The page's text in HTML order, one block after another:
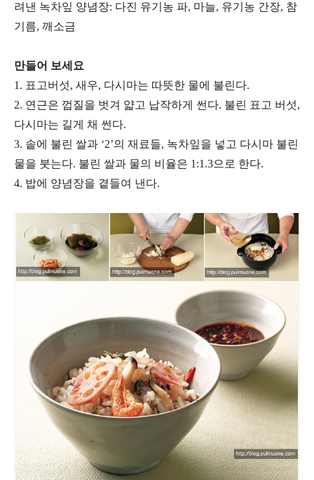
려낸 녹차잎 양념장: 다진 유기농 파, 마늘, 유기농 간장, 참
기름, 깨소금
만들어 보세요
1. 표고버섯, 새우, 다시마는 따뜻한 물에 불린다.
2. 연근은 껍질을 벗겨 얇고 납작하게 썬다. 불린 표고 버섯,
다시마는 길게 채 썬다.
3. 솥에 불린 쌀과 ‘2’의 재료들, 녹차잎을 넣고 다시마 불린
물을 붓는다. 불린 쌀과 물의 비율은 1:1.3으로 한다.
4. 밥에 양념장을 곁들여 낸다.